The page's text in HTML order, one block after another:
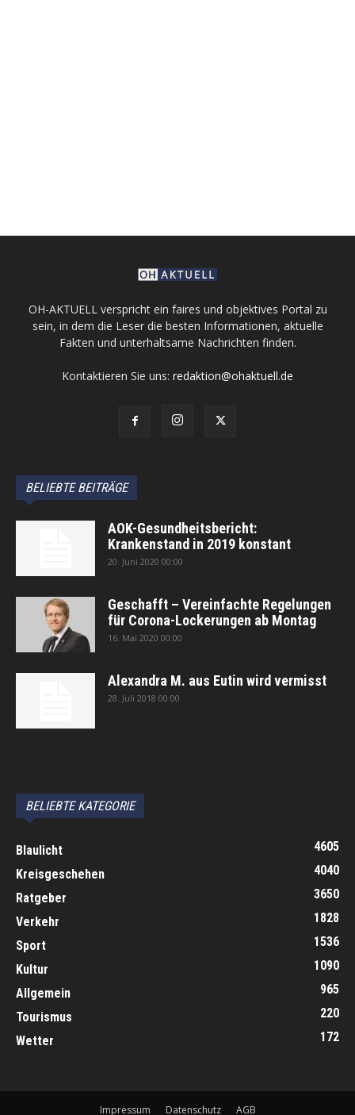
OH-AKTUELL verspricht ein faires und objektives Portal zu
sein, in dem die Leser die besten Informationen, aktuelle
Fakten und unterhaltsame Nachrichten finden.
Kontaktieren Sie uns: redaktion@ohaktuell.de
BELIEBTE BEITRÄGE
AOK-Gesundheitsbericht:
Krankenstand in 2019 konstant
20. Juni 2020 00:00
Geschafft – Vereinfachte Regelungen
für Corona-Lockerungen ab Montag
16. Mai 2020 00:00
Alexandra M. aus Eutin wird vermisst
28. Juli 2018 00:00
BELIEBTE KATEGORIE
Blaulicht
4605
Kreisgeschehen
4040
Ratgeber
3650
Verkehr
1828
Sport
1536
Kultur
1090
Allgemein
965
Tourismus
220
Wetter
172
Impressum Datenschutz AGB